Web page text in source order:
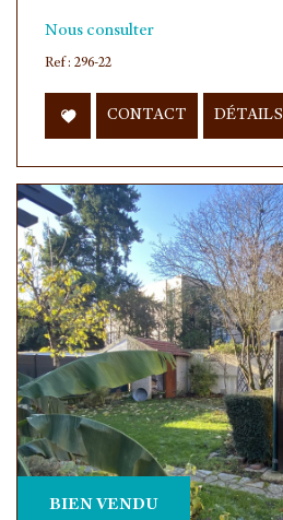
Nous consulter
Ref : 296-22
CONTACT DÉTAILS
BIEN VENDU